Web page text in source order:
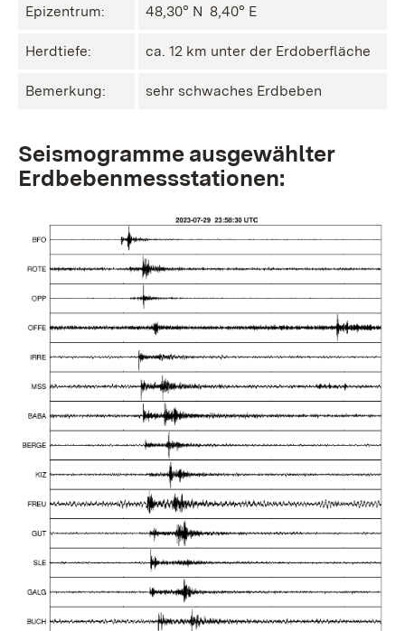
Epizentrum: 48,30° N ㅤ 8,40° E
Herdtiefe: ca. 12 km unter der Erdoberfläche
Bemerkung: sehr schwaches Erdbeben
Seismogramme ausgewählter
Erdbebenmessstationen: